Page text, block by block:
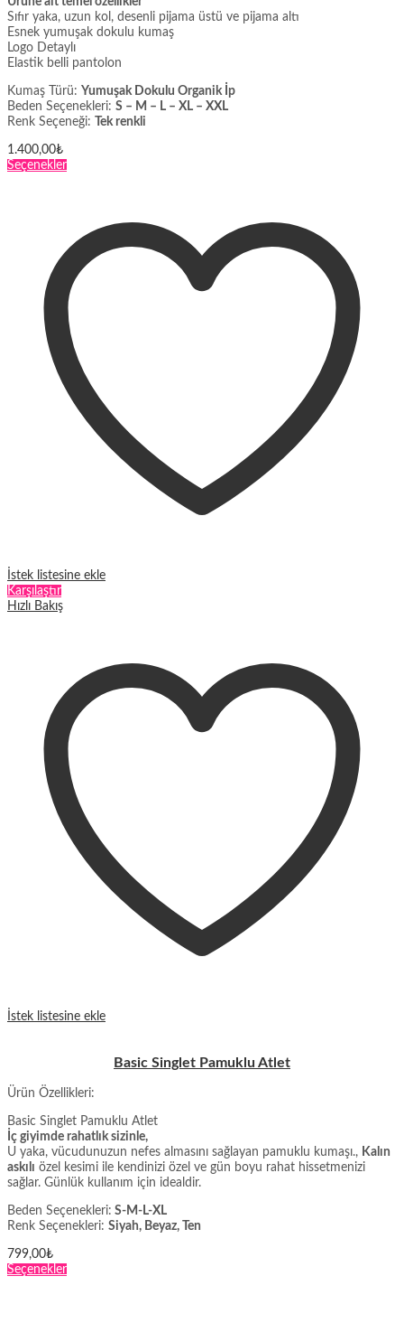
Sıfır yaka, uzun kol, desenli pijama üstü ve pijama altı
Esnek yumuşak dokulu kumaş
Logo Detaylı
Elastik belli pantolon
Kumaş Türü: Yumuşak Dokulu Organik İp
Beden Seçenekleri: S – M – L – XL – XXL
Renk Seçeneği:
Tek renkli
1.400,00₺
SeçeneklerBu
varyasyonu
var.
Seçenekler
ürün
sayfasından
seçilebilir
İstek listesine ekle
Karşılaştır
Hızlı Bakış
İstek listesine ekle
Basic Singlet Pamuklu Atlet
Ürün Özellikleri:
Basic Singlet Pamuklu Atlet
İç giyimde rahatlık sizinle,
U yaka, vücudunuzun nefes almasını sağlayan pamuklu kumaşı., Kalın
askılı özel kesimi ile kendinizi özel ve gün boyu rahat hissetmenizi
sağlar. Günlük kullanım için idealdir.
Beden Seçenekleri: S-M-L-XL
Renk Seçenekleri: Siyah, Beyaz, Ten
799,00₺
SeçeneklerBu